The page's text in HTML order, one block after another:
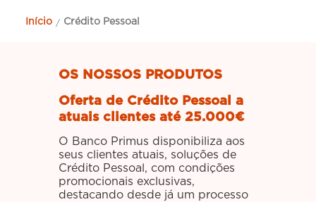
Início / Crédito Pessoal
OS NOSSOS PRODUTOS
Oferta de Crédito Pessoal a
atuais clientes até 25.000€
O Banco Primus disponibiliza aos
seus clientes atuais, soluções de
Crédito Pessoal, com condições
promocionais exclusivas,
destacando desde já um processo